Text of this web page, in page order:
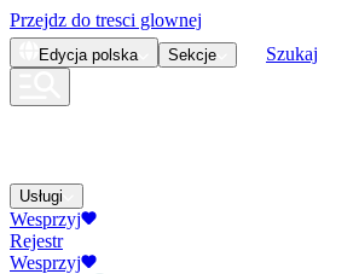
Przejdz do tresci glownej
Edycja polska Sekcje Szukaj
Usługi
Wesprzyj
Rejestr
Wesprzyj